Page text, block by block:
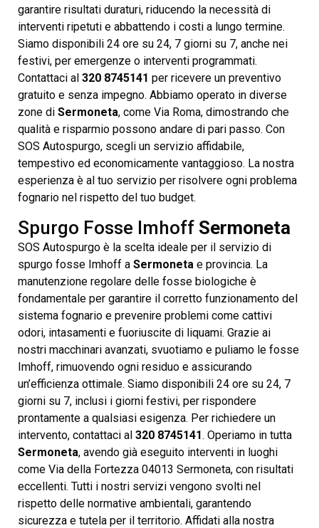
garantire risultati duraturi, riducendo la necessità di
interventi ripetuti e abbattendo i costi a lungo termine.
Siamo disponibili 24 ore su 24, 7 giorni su 7, anche nei
festivi, per emergenze o interventi programmati.
Contattaci al 320 8745141 per ricevere un preventivo
gratuito e senza impegno. Abbiamo operato in diverse
zone di Sermoneta, come Via Roma, dimostrando che
qualità e risparmio possono andare di pari passo. Con
SOS Autospurgo, scegli un servizio affidabile,
tempestivo ed economicamente vantaggioso. La nostra
esperienza è al tuo servizio per risolvere ogni problema
fognario nel rispetto del tuo budget.
Spurgo Fosse Imhoff Sermoneta
SOS Autospurgo è la scelta ideale per il servizio di
spurgo fosse Imhoff a Sermoneta e provincia. La
manutenzione regolare delle fosse biologiche è
fondamentale per garantire il corretto funzionamento del
sistema fognario e prevenire problemi come cattivi
odori, intasamenti e fuoriuscite di liquami. Grazie ai
nostri macchinari avanzati, svuotiamo e puliamo le fosse
Imhoff, rimuovendo ogni residuo e assicurando
un’efficienza ottimale. Siamo disponibili 24 ore su 24, 7
giorni su 7, inclusi i giorni festivi, per rispondere
prontamente a qualsiasi esigenza. Per richiedere un
intervento, contattaci al 320 8745141. Operiamo in tutta
Sermoneta, avendo già eseguito interventi in luoghi
come Via della Fortezza 04013 Sermoneta, con risultati
eccellenti. Tutti i nostri servizi vengono svolti nel
rispetto delle normative ambientali, garantendo
sicurezza e tutela per il territorio. Affidati alla nostra